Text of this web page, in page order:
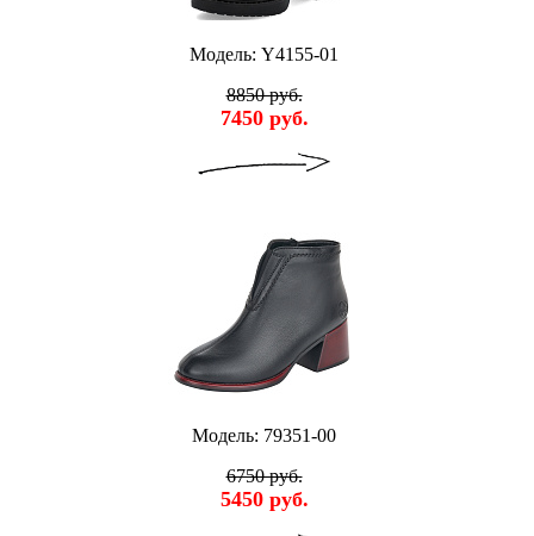
Модель: Y4155-01
8850 руб.
7450 руб.
Модель: 79351-00
6750 руб.
5450 руб.